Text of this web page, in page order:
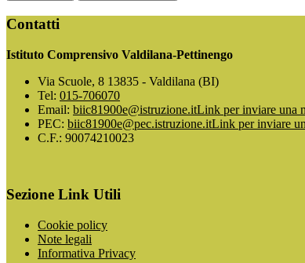
Contatti
Istituto Comprensivo Valdilana-Pettinengo
Via Scuole, 8 13835 - Valdilana (BI)
Tel: 015-706070
Email: biic81900e@istruzione.itLink per inviare una
PEC: biic81900e@pec.istruzione.itLink per inviare
C.F.: 90074210023
Sezione Link Utili
Cookie policy
Note legali
Informativa Privacy